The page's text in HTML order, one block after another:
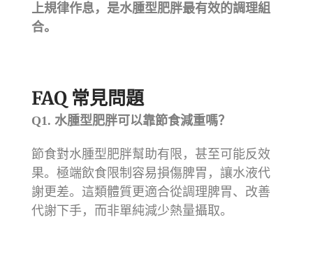
上規律作息，是水腫型肥胖最有效的調理組
合。
FAQ 常見問題
Q1. 水腫型肥胖可以靠節食減重嗎？
節食對水腫型肥胖幫助有限，甚至可能反效
果。極端飲食限制容易損傷脾胃，讓水液代
謝更差。這類體質更適合從調理脾胃、改善
代謝下手，而非單純減少熱量攝取。